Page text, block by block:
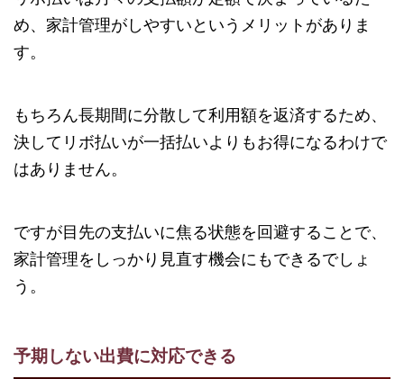
め、家計管理がしやすいというメリットがありま
す。
もちろん長期間に分散して利用額を返済するため、
決してリボ払いが一括払いよりもお得になるわけで
はありません。
ですが目先の支払いに焦る状態を回避することで、
家計管理をしっかり見直す機会にもできるでしょ
う。
予期しない出費に対応できる